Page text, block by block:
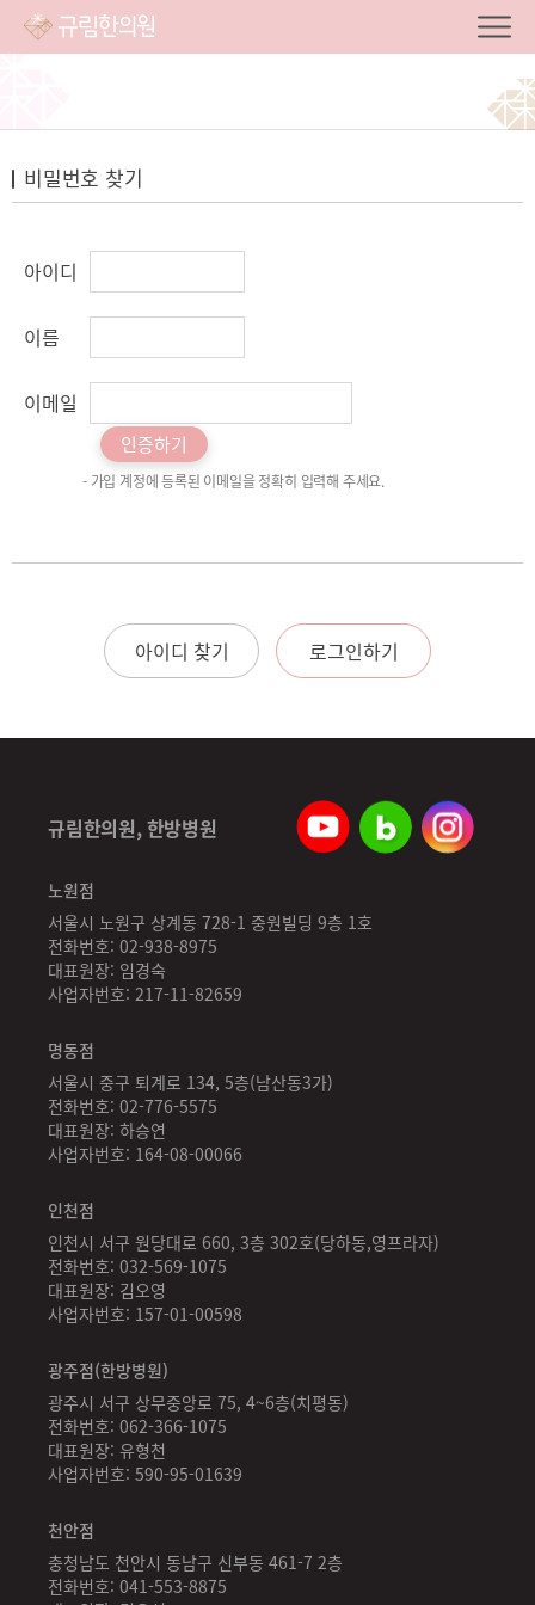
비밀번호 찾기
아이디
이름
이메일
인증하기
- 가입 계정에 등록된 이메일을 정확히 입력해 주세요.
아이디 찾기 로그인하기
규림한의원, 한방병원
노원점
서울시 노원구 상계동 728-1 중원빌딩 9층 1호
전화번호: 02-938-8975
대표원장: 임경숙
사업자번호: 217-11-82659
명동점
서울시 중구 퇴계로 134, 5층(남산동3가)
전화번호: 02-776-5575
대표원장: 하승연
사업자번호: 164-08-00066
인천점
인천시 서구 원당대로 660, 3층 302호(당하동,영프라자)
전화번호: 032-569-1075
대표원장: 김오영
사업자번호: 157-01-00598
광주점(한방병원)
광주시 서구 상무중앙로 75, 4~6층(치평동)
전화번호: 062-366-1075
대표원장: 유형천
사업자번호: 590-95-01639
천안점
충청남도 천안시 동남구 신부동 461-7 2층
전화번호: 041-553-8875